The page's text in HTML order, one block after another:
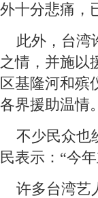
外十分悲痛，
此外，台湾
之情，并施以
区基隆河和殡
各界援助温情。
不少民众也
民表示：“今
许多台湾艺